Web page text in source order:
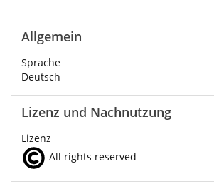
Allgemein
Sprache
Deutsch
Lizenz und Nachnutzung
Lizenz
All rights reserved